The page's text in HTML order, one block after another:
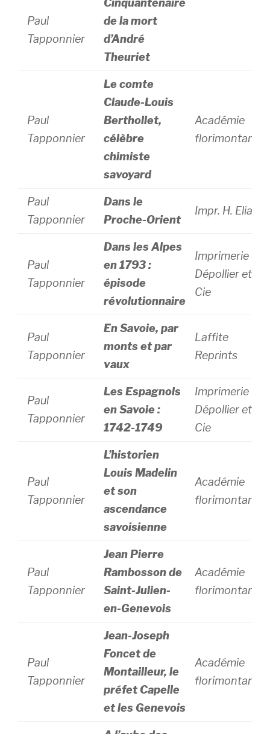
Paul
Tapponnier
Cinquantenaire
de la mort
d’André
Theuriet
Paul
Tapponnier
Le comte
Claude-Louis
Berthollet,
célèbre
chimiste
savoyard
Académie
florimontane
Paul
Tapponnier
Dans le
Proche-Orient
Impr. H. Elias
Paul
Tapponnier
Dans les Alpes
en 1793 :
épisode
révolutionnaire
Imprimerie L.
Dépollier et
Cie
Paul
Tapponnier
En Savoie, par
monts et par
vaux
Laffite
Reprints
Paul
Tapponnier
Les Espagnols
en Savoie :
1742-1749
Imprimerie L.
Dépollier et
Cie
Paul
Tapponnier
L’historien
Louis Madelin
et son
ascendance
savoisienne
Académie
florimontane
Paul
Tapponnier
Jean Pierre
Rambosson de
Saint-Julien-
en-Genevois
Académie
florimontane
Paul
Tapponnier
Jean-Joseph
Foncet de
Montailleur, le
préfet Capelle
et les Genevois
Académie
florimontane